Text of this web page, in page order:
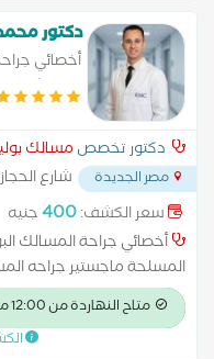
دكتور
أخصائي
بمستشفيات
دكتور تخصص مسالك
مصر الجديدة شارع
سعر الكشف:400جنيه
أخصائي جراحة المسالك
المسلحة ماجستير جراحه
المسالك البوليه والتناسليه
البروستاتا عن طريق فتح
تفتيت الحصوات زراعة الكلى
متاح النهاردة من 12:00 مساءً